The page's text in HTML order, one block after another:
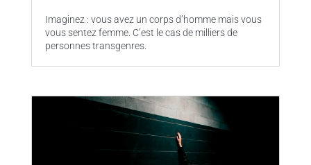
Imaginez : vous avez un corps d’homme mais vous
vous sentez femme. C’est le cas de milliers de
personnes transgenres.